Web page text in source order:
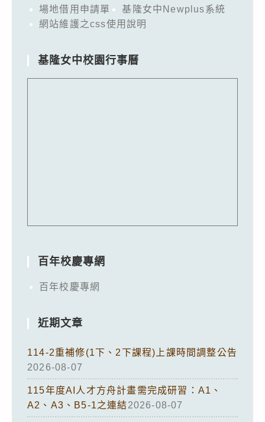
場地借用申請單
基隆女中Newplus系統
網站維護之css使用說明
基隆女中校園行事曆
百年校慶專網
百年校慶專網
近期文章
114-2重補修(1下、2下課程)上課時間調整公告
2026-08-07
115年度AI人才方舟計畫需完成研習：A1、
A2、A3、B5-1之連結2026-08-07